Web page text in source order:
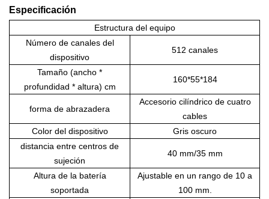
Especificación
Estructura del equipo
Número de canales del
dispositivo
512 canales
Tamaño (ancho *
profundidad * altura) cm
160*55*184
forma de abrazadera
Accesorio cilíndrico de cuatro
cables
Color del dispositivo
Gris oscuro
distancia entre centros de
sujeción
40 mm/35 mm
Altura de la batería
soportada
Ajustable en un rango de 10 a
100 mm.